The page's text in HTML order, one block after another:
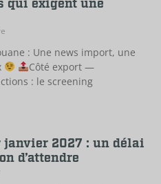
qui exigent une
: Une news import, une
Côté export —
: le screening
janvier 2027 : un délai
d’attendre